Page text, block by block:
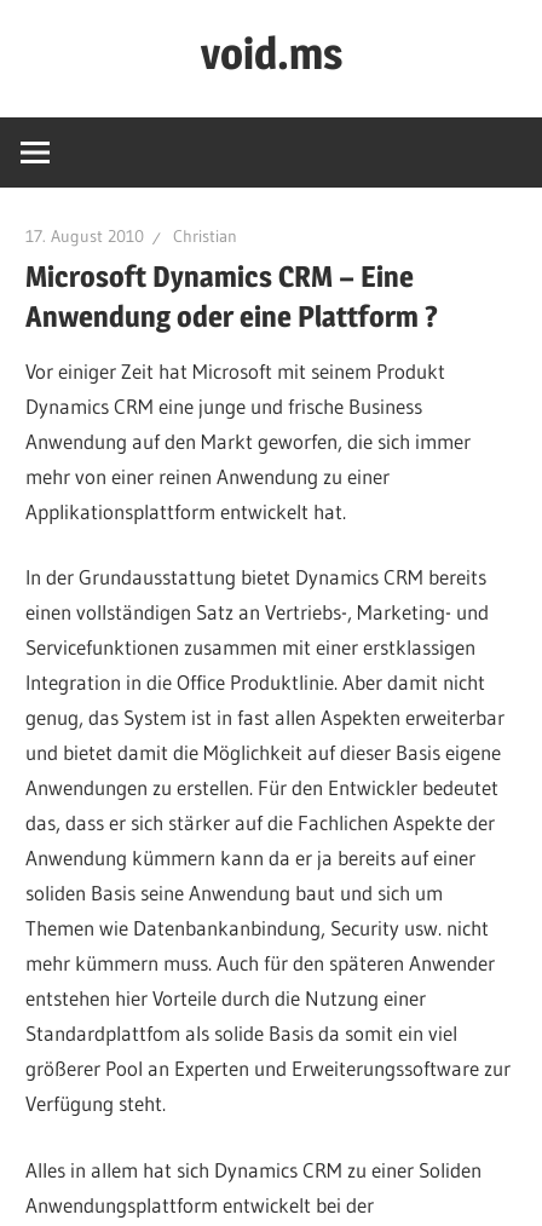
void.ms
of
17. August 2010 Christian
Microsoft Dynamics CRM – Eine
Anwendung oder eine Plattform ?
Vor einiger Zeit hat Microsoft mit seinem Produkt
Dynamics CRM eine junge und frische Business
Anwendung auf den Markt geworfen, die sich immer
mehr von einer reinen Anwendung zu einer
Applikationsplattform entwickelt hat.
In der Grundausstattung bietet Dynamics CRM bereits
einen vollständigen Satz an Vertriebs-, Marketing- und
Servicefunktionen zusammen mit einer erstklassigen
Integration in die Office Produktlinie. Aber damit nicht
genug, das System ist in fast allen Aspekten erweiterbar
und bietet damit die Möglichkeit auf dieser Basis eigene
Anwendungen zu erstellen. Für den Entwickler bedeutet
das, dass er sich stärker auf die Fachlichen Aspekte der
Anwendung kümmern kann da er ja bereits auf einer
soliden Basis seine Anwendung baut und sich um
Themen wie Datenbankanbindung, Security usw. nicht
mehr kümmern muss. Auch für den späteren Anwender
entstehen hier Vorteile durch die Nutzung einer
Standardplattfom als solide Basis da somit ein viel
größerer Pool an Experten und Erweiterungssoftware zur
Verfügung steht.
Alles in allem hat sich Dynamics CRM zu einer Soliden
Anwendungsplattform entwickelt bei der